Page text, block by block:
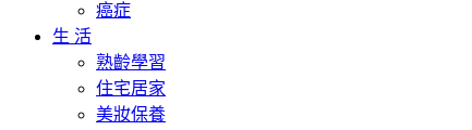
癌症
生 活
熟齡學習
住宅居家
美妝保養